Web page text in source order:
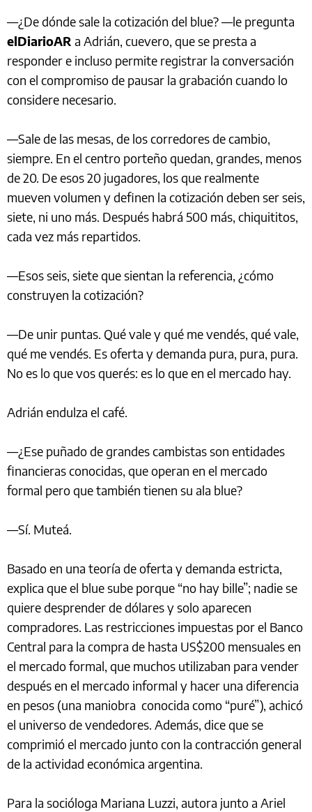
—¿De dónde sale la cotización del blue? —le pregunta
elDiarioAR a Adrián, cuevero, que se presta a
responder e incluso permite registrar la conversación
con el compromiso de pausar la grabación cuando lo
considere necesario.
—Sale de las mesas, de los corredores de cambio,
siempre. En el centro porteño quedan, grandes, menos
de 20. De esos 20 jugadores, los que realmente
mueven volumen y definen la cotización deben ser seis,
siete, ni uno más. Después habrá 500 más, chiquititos,
cada vez más repartidos.
—Esos seis, siete que sientan la referencia, ¿cómo
construyen la cotización?
—De unir puntas. Qué vale y qué me vendés, qué vale,
qué me vendés. Es oferta y demanda pura, pura, pura.
No es lo que vos querés: es lo que en el mercado hay.
Adrián endulza el café.
—¿Ese puñado de grandes cambistas son entidades
financieras conocidas, que operan en el mercado
formal pero que también tienen su ala blue?
—Sí. Muteá.
Basado en una teoría de oferta y demanda estricta,
explica que el blue sube porque “no hay bille”; nadie se
quiere desprender de dólares y solo aparecen
compradores. Las restricciones impuestas por el Banco
Central para la compra de hasta US$200 mensuales en
el mercado formal, que muchos utilizaban para vender
después en el mercado informal y hacer una diferencia
en pesos (una maniobra conocida como “puré”), achicó
el universo de vendedores. Además, dice que se
comprimió el mercado junto con la contracción general
de la actividad económica argentina.
Para la socióloga Mariana Luzzi, autora junto a Ariel